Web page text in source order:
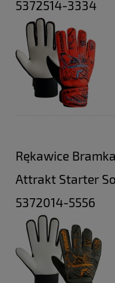
5372514-3334
Rękawice
Attrakt Starter
5372014-5556